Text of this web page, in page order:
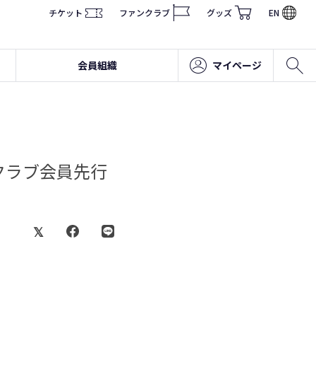
チケット ファンクラブ グッズ EN
会員組織 マイページ
ラブ会員先行